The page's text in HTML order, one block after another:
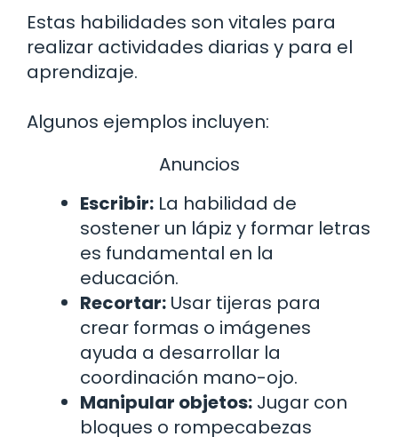
Estas habilidades son vitales para
realizar actividades diarias y para el
aprendizaje.
Algunos ejemplos incluyen:
Anuncios
Escribir: La habilidad de
sostener un lápiz y formar letras
es fundamental en la
educación.
Recortar: Usar tijeras para
crear formas o imágenes
ayuda a desarrollar la
coordinación mano-ojo.
Manipular objetos: Jugar con
bloques o rompecabezas